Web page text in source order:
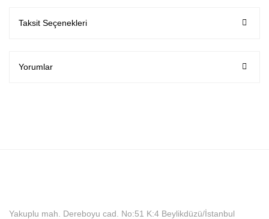
Taksit Seçenekleri
Yorumlar
Yakuplu mah. Dereboyu cad. No:51 K:4 Beylikdüzü/İstanbul